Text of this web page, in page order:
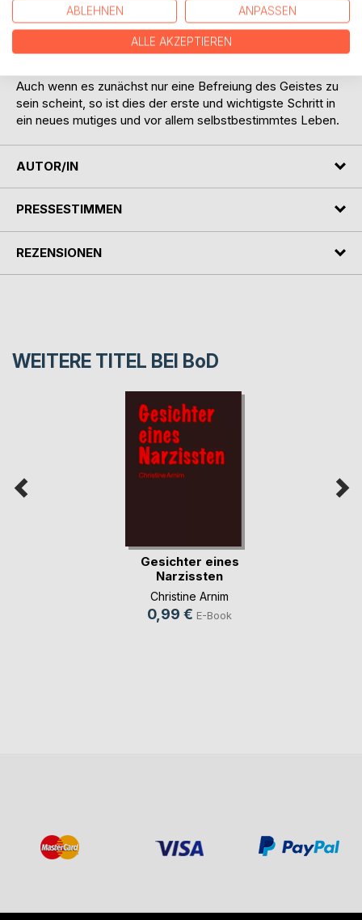
Sie möchte damit auch anderen ein Zeichen geben, sich
dem Schicksal nicht zu ergeben, sondern sich mit dem für
sich passenden Weg zu befreien.
Auch wenn es zunächst nur eine Befreiung des Geistes zu
sein scheint, so ist dies der erste und wichtigste Schritt in
ein neues mutiges und vor allem selbstbestimmtes Leben.
AUTOR/IN
PRESSESTIMMEN
REZENSIONEN
WEITERE TITEL BEI BoD
Gesichter eines
Narzissten
Christine Arnim
0,99 € E-Book
ABLEHNEN ANPASSEN
ALLE AKZEPTIEREN